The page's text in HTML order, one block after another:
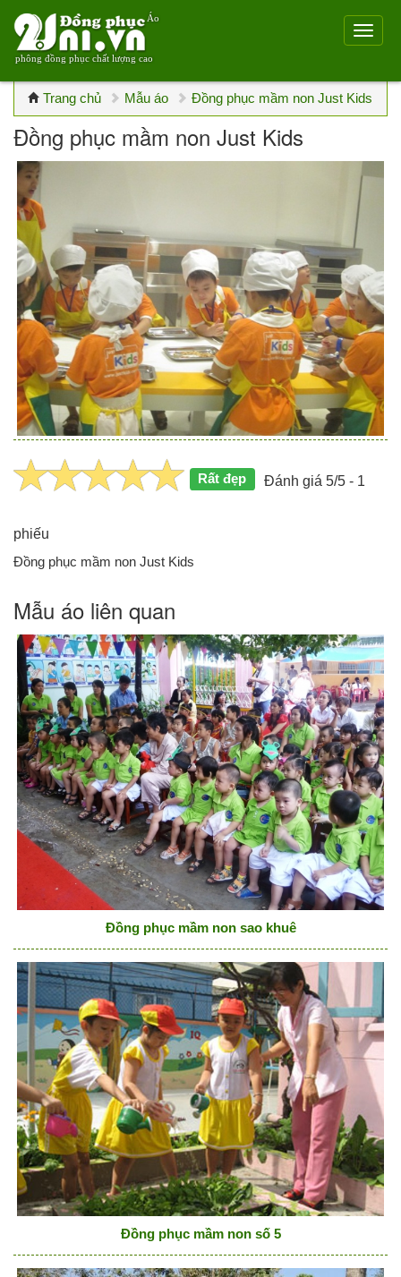
Áo
phông đồng phục chất lượng cao
Trang chủ Mẫu áo Đồng phục mầm non Just Kids
Đồng phục mầm non Just Kids
Rất đẹp Đánh giá 5/5 - 1
phiếu
Đồng phục mầm non Just Kids
Mẫu áo liên quan
Đồng phục mầm non sao khuê
Đồng phục mầm non số 5